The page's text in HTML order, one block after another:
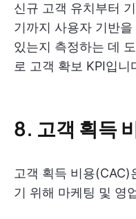
신규 고객 유치부터
기까지 사용자 기반
있는지 측정하는 데
로 고객 확보 KPI입니
8. 고객 획득
고객 획득 비용(CAC)
기 위해 마케팅 및 영